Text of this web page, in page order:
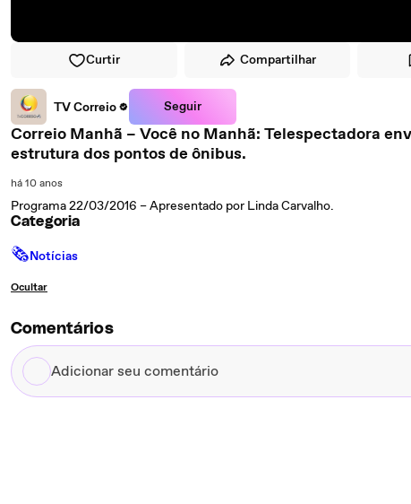
Curtir Compartilhar
TV Correio Seguir
Correio Manhã – Você no Manhã: Telespectadora enviou
estrutura dos pontos de ônibus.
há 10 anos
Programa 22/03/2016 – Apresentado por Linda Carvalho.
Categoria
🗞Notícias
Ocultar
Comentários
Adicionar
seu